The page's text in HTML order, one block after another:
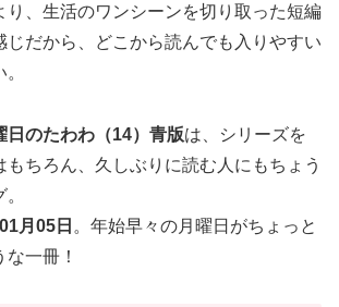
り、生活のワンシーンを切り取った短編
じだから、どこから読んでも入りやすい
日のたわわ（14）青版は、シリーズを
もちろん、久しぶりに読む人にもちょう
月05日 。年始早々の月曜日がちょっと
一冊！